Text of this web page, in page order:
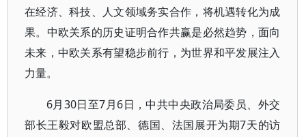
在经济、科技、人文领域务实合作，将机遇转化为成
果。中欧关系的历史证明合作共赢是必然趋势，面向
未来，中欧关系有望稳步前行，为世界和平发展注入
力量。
6月30日至7月6日，中共中央政治局委员、外交
部长王毅对欧盟总部、德国、法国展开为期7天的访